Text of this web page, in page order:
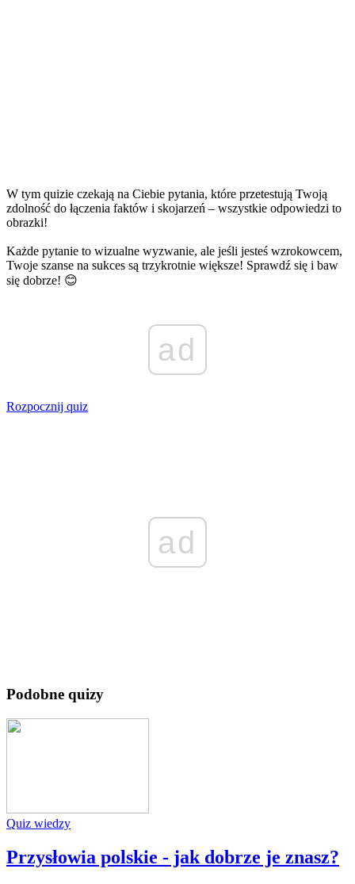
W tym quizie czekają na Ciebie pytania, które przetestują Twoją
zdolność do łączenia faktów i skojarzeń – wszystkie odpowiedzi to
obrazki!
Każde pytanie to wizualne wyzwanie, ale jeśli jesteś wzrokowcem,
Twoje szanse na sukces są trzykrotnie większe! Sprawdź się i baw
się dobrze! 😊
ad
Rozpocznij quiz
ad
Podobne quizy
Quiz wiedzy
Przysłowia polskie - jak dobrze je znasz?